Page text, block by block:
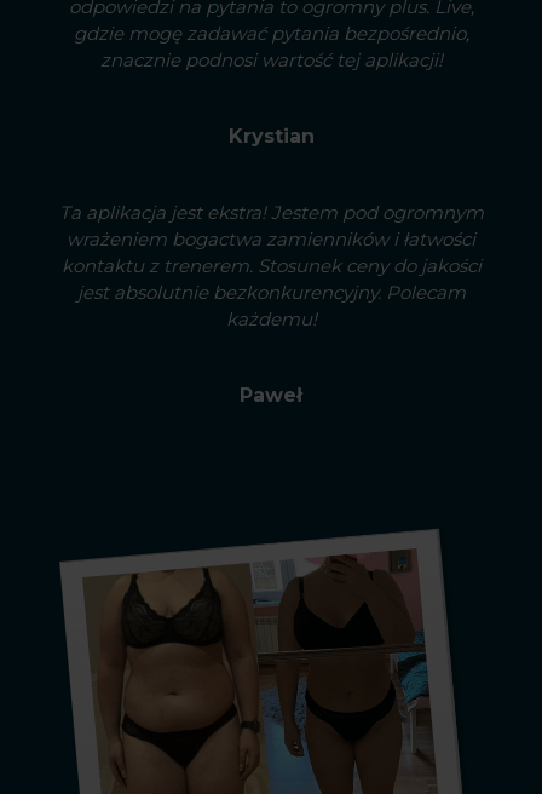
odpowiedzi na pytania to ogromny plus. Live,
gdzie mogę zadawać pytania bezpośrednio,
znacznie podnosi wartość tej aplikacji!
Krystian
Ta aplikacja jest ekstra! Jestem pod ogromnym
wrażeniem bogactwa zamienników i łatwości
kontaktu z trenerem. Stosunek ceny do jakości
jest absolutnie bezkonkurencyjny. Polecam
każdemu!
Paweł